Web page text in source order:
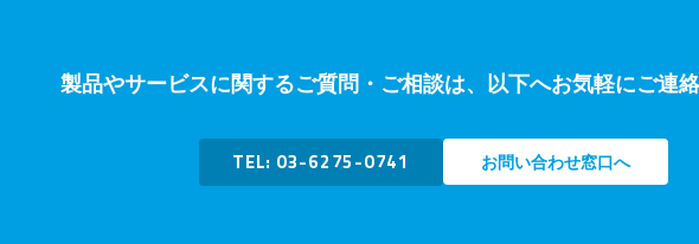
製品やサービスに関するご質問・ご相談は、以下へお気軽にご連絡
TEL: 03-6275-0741 お問い合わせ窓口へ